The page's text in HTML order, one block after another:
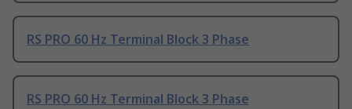
RS PRO 60 Hz Terminal Block 3 Phase
RS PRO 60 Hz Terminal Block 3 Phase